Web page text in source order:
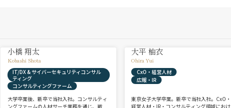
小橋 翔太
Kobashi Shota
IT/DX & サイバーセキュリティコンサル
ティング
コンサルティングファーム
大学卒業後、新卒で当社入社。コンサルティ
ングファームの人材サーチ業務を通じ、戦
大平 柚衣
Ohira Yui
CxO・経営人材
広報・IR
東京女子大学卒業。新卒で当社入社。CxO・
経営人材・IR・コンサルティング領域におけ